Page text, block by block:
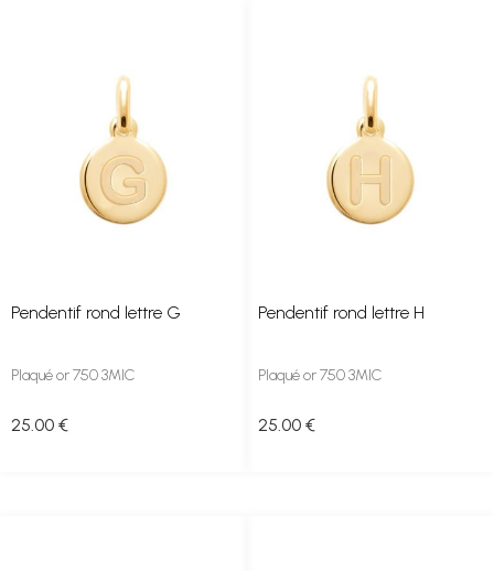
Pendentif rond lettre G
Plaqué or 750 3MIC
25 .00 €
Pendentif rond lettre H
Plaqué or 750 3MIC
25 .00 €